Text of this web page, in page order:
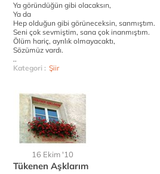
Ya göründüğün gibi olacaksın,
Ya da
Hep olduğun gibi görüneceksin, sanmıştım.
Seni çok sevmiştim, sana çok inanmıştım.
Ölüm hariç, ayrılık olmayacaktı,
Sözümüz vardı.
..
Kategori : Şiir
16 Ekim '10
Tükenen Aşklarım